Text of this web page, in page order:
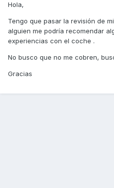
Hola,
Tengo que pasar la revisión de
alguien me podría recomendar
experiencias con el coche .
No busco que no me cobren,
Gracias